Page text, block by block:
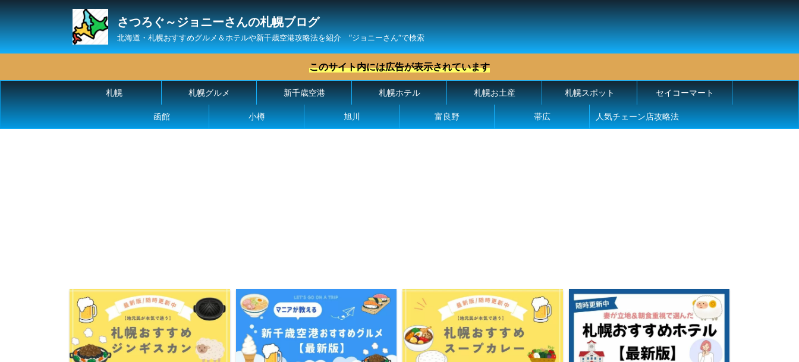
さつろぐ～ジョニーさんの札幌ブログ
北海道・札幌おすすめグルメ＆ホテルや新千歳空港攻略法を紹介 ″ジョニーさん“で検索
このサイト内には広告が表示されています
札幌 札幌グルメ 新千歳空港 札幌ホテル 札幌お土産 札幌スポット セイコーマート
函館 小樽 旭川 富良野 帯広 人気チェーン店攻略法